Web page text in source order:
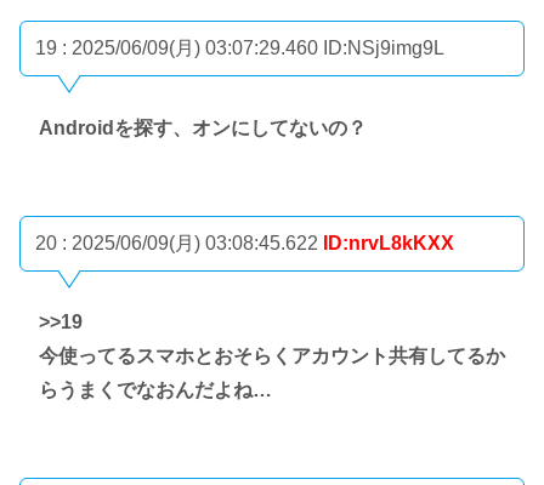
19 : 2025/06/09(月) 03:07:29.460 ID:NSj9img9L
Androidを探す、オンにしてないの？
20 : 2025/06/09(月) 03:08:45.622 ID:nrvL8kKXX
>>19
今使ってるスマホとおそらくアカウント共有してるか
らうまくでなおんだよね…